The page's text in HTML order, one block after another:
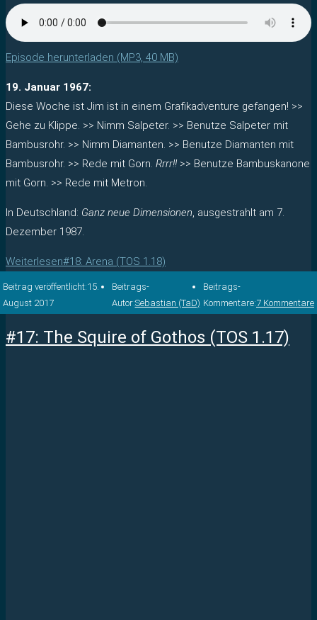
Episode herunterladen (MP3, 40 MB)
19. Januar 1967:
Diese Woche ist Jim ist in einem Grafikadventure gefangen! >>
Gehe zu Klippe. >> Nimm Salpeter. >> Benutze Salpeter mit
Bambusrohr. >> Nimm Diamanten. >> Benutze Diamanten mit
Bambusrohr. >> Rede mit Gorn. Rrrr!! >> Benutze Bambuskanone
mit Gorn. >> Rede mit Metron.
In Deutschland: Ganz neue Dimensionen, ausgestrahlt am 7.
Dezember 1987.
Weiterlesen#18: Arena (TOS 1.18)
Beitrag veröffentlicht:15.
August 2017
Beitrags-
Autor:Sebastian (TaD)
Beitrags-
Kommentare:7 Kommentare
#17: The Squire of Gothos (TOS 1.17)